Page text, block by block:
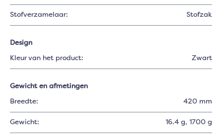
Stofverzamelaar: Stofzak
Design
Kleur van het product: Zwart
Gewicht en afmetingen
Breedte: 420 mm
Gewicht: 16.4 g, 1700 g